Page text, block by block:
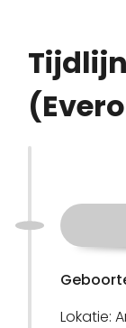
Lokatie: